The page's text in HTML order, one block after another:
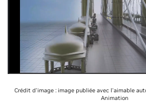
Crédit d'image : image publiée avec l'aimable
Animation